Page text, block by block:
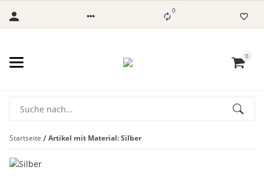
0
0
Startseite Artikel mit Material: Silber